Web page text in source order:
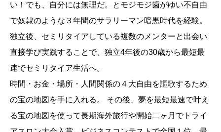
い！でも、自分には無理だ。とモジモジ歯がゆい不自由
で奴隷のような３年間のサラリーマン暗黒時代を経験。
独立後、セミリタイアしている複数のメンターと出会い
直接学び実践することで、独立4年後の30歳から最短最
速でセミリタイア生活へ。
時間・お金・場所・人間関係の４大自由を謳歌するため
の宝の地図を手に入れる。 その後、夢を最短最速で叶え
る宝の地図を使って長期海外旅行や開始二ヶ月でトライ